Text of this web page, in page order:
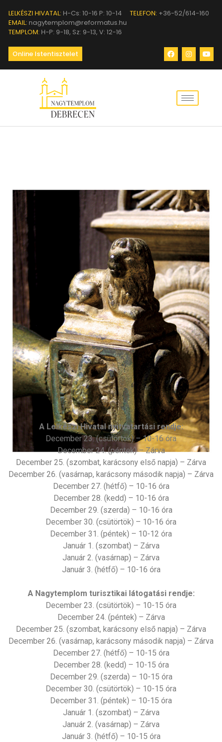
LELKÉSZI HIVATAL: H-Cs: 10-16 P: 10-14 TELEFON: +36-52/614-160
EMAIL: nagytemplom@reformatus.hu
TEMPLOM: H-P: 9-18, Sz: 9-13, V: 12-16
Online Istentisztelet
A Lelkészi Hivatal nyitvatartási rendje:
December 23. (csütörtök) – 10-16 óra
December 24. (péntek) – Zárva
December 25. (szombat, karácsony első napja) – Zárva
December 26. (vasárnap, karácsony második napja) – Zárva
December 27. (hétfő) – 10-16 óra
December 28. (kedd) – 10-16 óra
December 29. (szerda) – 10-16 óra
December 30. (csütörtök) – 10-16 óra
December 31. (péntek) – 10-12 óra
Január 1. (szombat) – Zárva
Január 2. (vasárnap) – Zárva
Január 3. (hétfő) – 10-16 óra
A Nagytemplom turisztikai látogatási rendje:
December 23. (csütörtök) – 10-15 óra
December 24. (péntek) – Zárva
December 25. (szombat, karácsony első napja) – Zárva
December 26. (vasárnap, karácsony második napja) – Zárva
December 27. (hétfő) – 10-15 óra
December 28. (kedd) – 10-15 óra
December 29. (szerda) – 10-15 óra
December 30. (csütörtök) – 10-15 óra
December 31. (péntek) – 10-15 óra
Január 1. (szombat) – Zárva
Január 2. (vasárnap) – Zárva
Január 3. (hétfő) – 10-15 óra